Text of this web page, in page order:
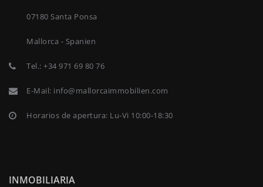
07180 Santa Ponsa
Mallorca - Spanien
Tel.: +34 971 69 80 76
E-Mail: info@mallorcaimmobilien.com
Horarios de apertura: Lu-Vi 10:00-18:30
INMOBILIARIA